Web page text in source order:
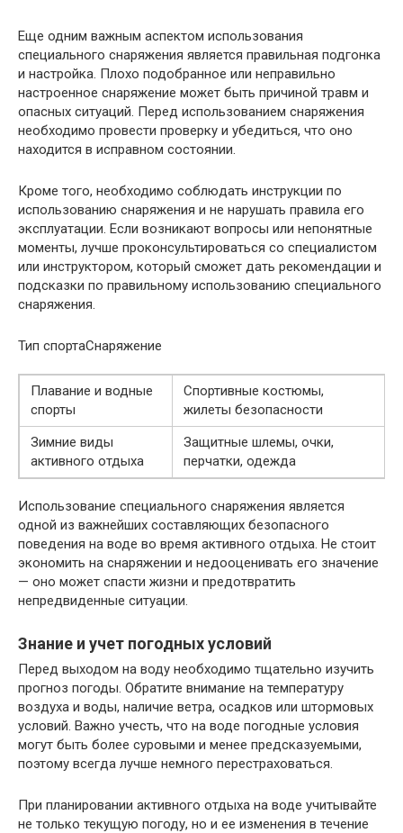
Еще одним важным аспектом использования
специального снаряжения является правильная подгонка
и настройка. Плохо подобранное или неправильно
настроенное снаряжение может быть причиной травм и
опасных ситуаций. Перед использованием снаряжения
необходимо провести проверку и убедиться, что оно
находится в исправном состоянии.
Кроме того, необходимо соблюдать инструкции по
использованию снаряжения и не нарушать правила его
эксплуатации. Если возникают вопросы или непонятные
моменты, лучше проконсультироваться со специалистом
или инструктором, который сможет дать рекомендации и
подсказки по правильному использованию специального
снаряжения.
Тип спортаСнаряжение
Плавание и водные
спорты
Спортивные костюмы,
жилеты безопасности
Зимние виды
активного отдыха
Защитные шлемы, очки,
перчатки, одежда
Использование специального снаряжения является
одной из важнейших составляющих безопасного
поведения на воде во время активного отдыха. Не стоит
экономить на снаряжении и недооценивать его значение
— оно может спасти жизни и предотвратить
непредвиденные ситуации.
Знание и учет погодных условий
Перед выходом на воду необходимо тщательно изучить
прогноз погоды. Обратите внимание на температуру
воздуха и воды, наличие ветра, осадков или штормовых
условий. Важно учесть, что на воде погодные условия
могут быть более суровыми и менее предсказуемыми,
поэтому всегда лучше немного перестраховаться.
При планировании активного отдыха на воде учитывайте
не только текущую погоду, но и ее изменения в течение